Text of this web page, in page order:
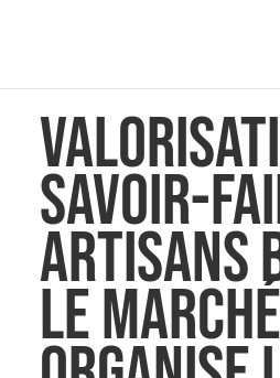
savoir-
artisans
le